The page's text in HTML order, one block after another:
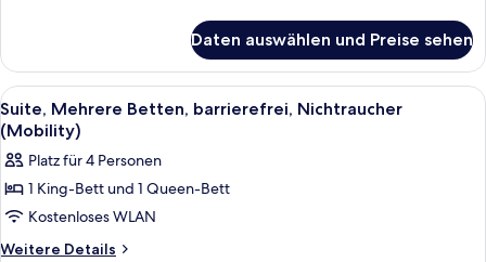
Mehrere
Betten,
Nichtraucher
Daten auswählen und Preise sehen
Alle
Fotos
für
Suite,
Mehrere
Betten,
barrierefrei,
Ein Hotelzimmer mit zwei Betten,
8
Suite, Mehrere Betten, barrierefrei, Nichtraucher
(Mobility)
Platz für 4 Personen
1 King-Bett und 1 Queen-Bett
Kostenloses WLAN
Weitere Details
Weitere